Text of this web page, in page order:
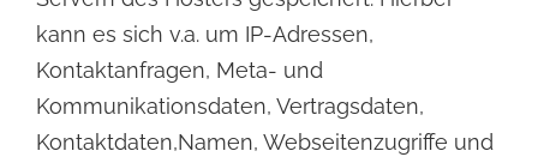
kann es sich v.a. um IP-Adressen,
Kontaktanfragen, Meta- und
Kommunikationsdaten, Vertragsdaten,
Kontaktdaten,Namen, Webseitenzugriffe und